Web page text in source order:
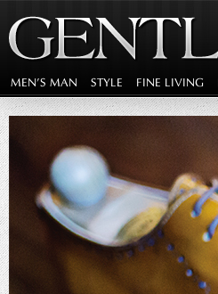
MEN'S MAN STYLE FINE LIVING